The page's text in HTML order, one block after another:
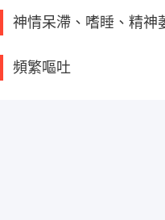
神情呆滯、嗜睡、精神
頻繁嘔吐